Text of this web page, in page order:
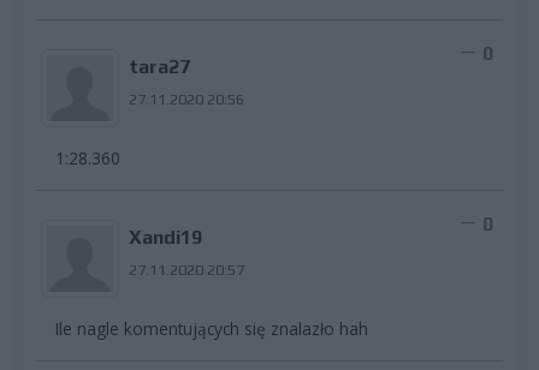
tara27
27.11.2020 20:56
0
1:28.360
Xandi19
27.11.2020 20:57
0
Ile nagle komentujących się znalazło hah